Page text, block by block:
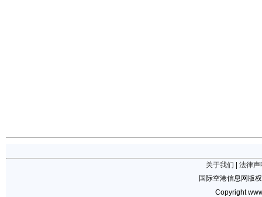
关于我们
法律声
国际空港信息网版
Copyright